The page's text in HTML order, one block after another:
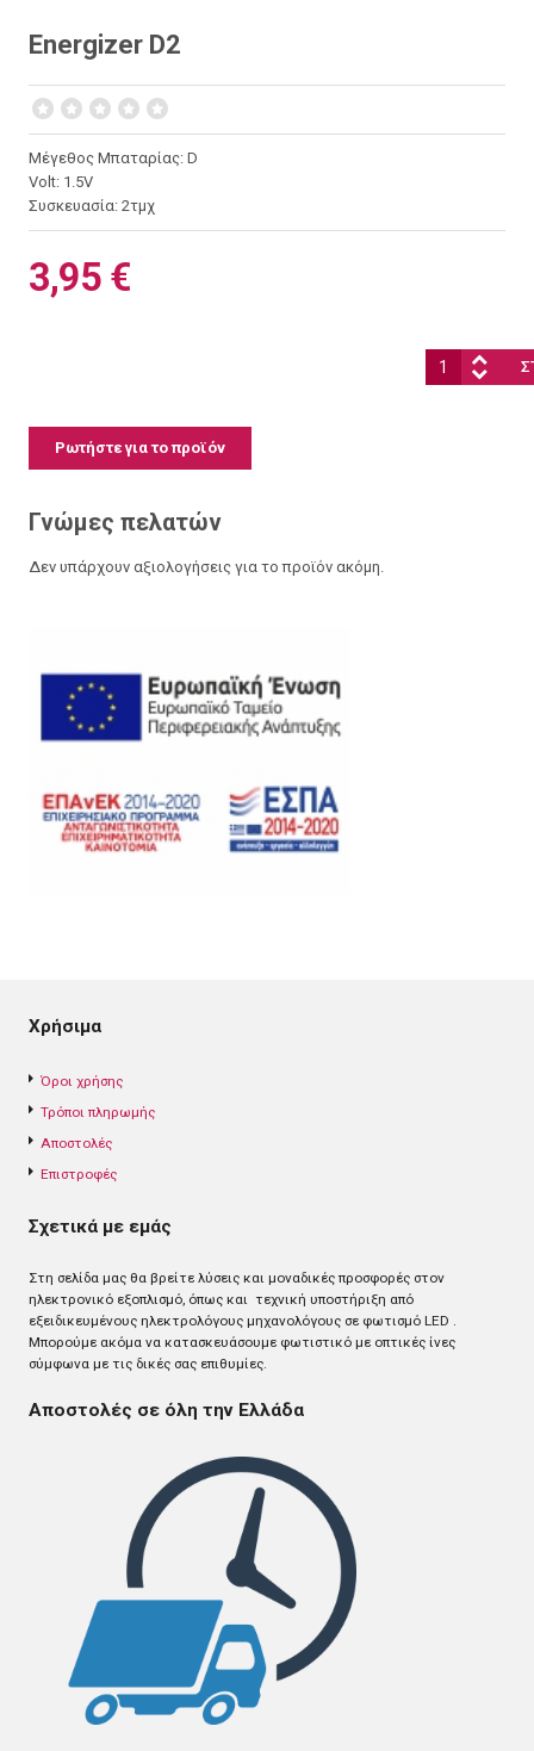
Energizer D2
Μέγεθος Μπαταρίας: D
Volt: 1.5V
Συσκευασία: 2τμχ
3,95 €
Ποσότητα:
Ρωτήστε για το προϊόν
Γνώμες πελατών
Δεν υπάρχουν αξιολογήσεις για το προϊόν ακόμη.
Χρήσιμα
Όροι χρήσης
Τρόποι πληρωμής
Αποστολές
Επιστροφές
Σχετικά με εμάς
Στη σελίδα μας θα βρείτε λύσεις και μοναδικές προσφορές στον
ηλεκτρονικό εξοπλισμό, όπως και τεχνική υποστήριξη από
εξειδικευμένους ηλεκτρολόγους μηχανολόγους σε φωτισμό LED .
Mπορούμε ακόμα να κατασκευάσουμε φωτιστικό με οπτικές ίνες
σύμφωνα με τις δικές σας επιθυμίες.
Αποστολές σε όλη την Ελλάδα